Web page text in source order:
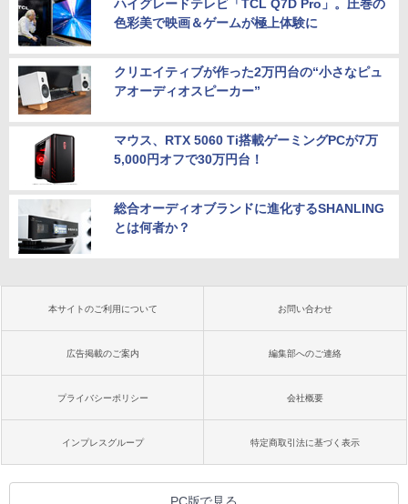
ハイグレードテレビ「TCL Q7D Pro」。圧巻の
色彩美で映画＆ゲームが極上体験に
クリエイティブが作った2万円台の“小さなピュ
アオーディオスピーカー”
マウス、RTX 5060 Ti搭載ゲーミングPCが7万
5,000円オフで30万円台！
総合オーディオブランドに進化するSHANLING
とは何者か？
本サイトのご利用について お問い合わせ
広告掲載のご案内 編集部へのご連絡
プライバシーポリシー 会社概要
インプレスグループ 特定商取引法に基づく表示
PC版で見る